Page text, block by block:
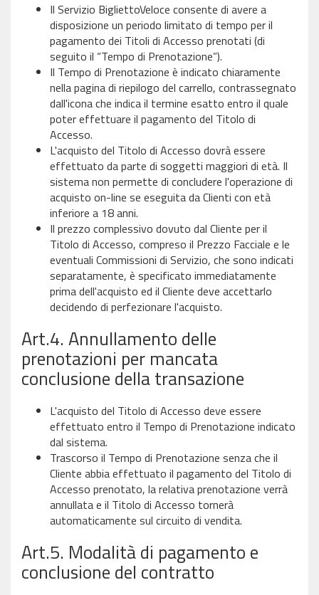
Il Servizio BigliettoVeloce consente di avere a
disposizione un periodo limitato di tempo per il
pagamento dei Titoli di Accesso prenotati (di
seguito il “Tempo di Prenotazione”).
Il Tempo di Prenotazione è indicato chiaramente
nella pagina di riepilogo del carrello, contrassegnato
dall'icona che indica il termine esatto entro il quale
poter effettuare il pagamento del Titolo di
Accesso.
L'acquisto del Titolo di Accesso dovrà essere
effettuato da parte di soggetti maggiori di età. Il
sistema non permette di concludere l'operazione di
acquisto on-line se eseguita da Clienti con età
inferiore a 18 anni.
Il prezzo complessivo dovuto dal Cliente per il
Titolo di Accesso, compreso il Prezzo Facciale e le
eventuali Commissioni di Servizio, che sono indicati
separatamente, è specificato immediatamente
prima dell'acquisto ed il Cliente deve accettarlo
decidendo di perfezionare l'acquisto.
Art.4. Annullamento delle
prenotazioni per mancata
conclusione della transazione
L'acquisto del Titolo di Accesso deve essere
effettuato entro il Tempo di Prenotazione indicato
dal sistema.
Trascorso il Tempo di Prenotazione senza che il
Cliente abbia effettuato il pagamento del Titolo di
Accesso prenotato, la relativa prenotazione verrà
annullata e il Titolo di Accesso tornerà
automaticamente sul circuito di vendita.
Art.5. Modalità di pagamento e
conclusione del contratto